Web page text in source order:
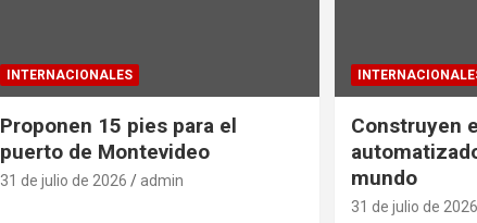
INTERNACIONALES
Proponen 15 pies para el
puerto de Montevideo
31 de julio de 2026 admin
Construyen
mundo
31 de julio de 2026